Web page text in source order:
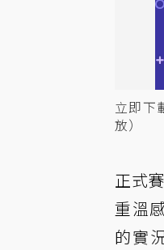
立即下
放）
正式
重溫
的實